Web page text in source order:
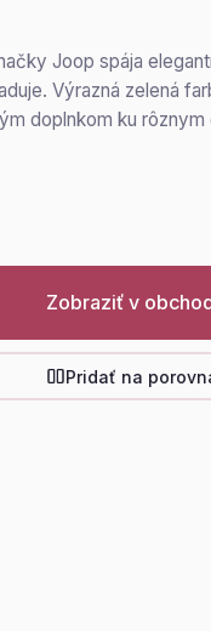
Joop spája
Výrazná zelená
doplnkom ku
Zobraziť v
Pridať na